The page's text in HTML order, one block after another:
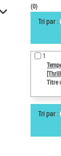
VOTRE
notices
Œuvres
Type de
Type de
(0)
Tri par :
1
Titre
Tri par :